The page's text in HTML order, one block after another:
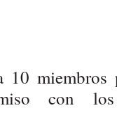
10 miembros
con los